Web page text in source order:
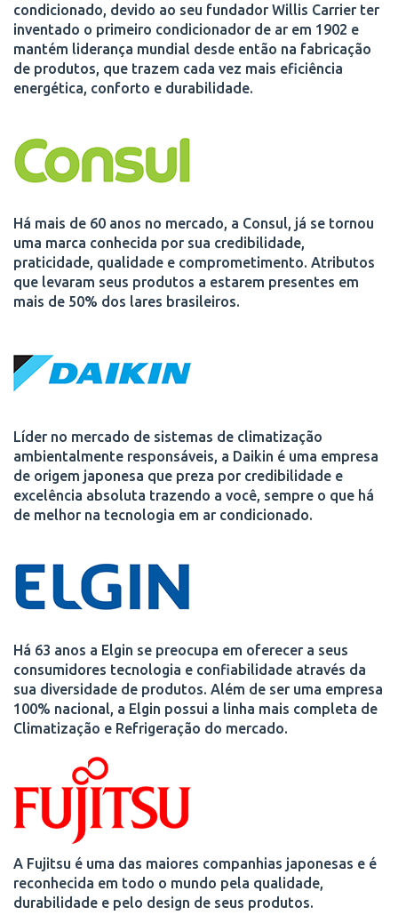
condicionado, devido ao seu fundador Willis Carrier ter
inventado o primeiro condicionador de ar em 1902 e
mantém liderança mundial desde então na fabricação
de produtos, que trazem cada vez mais eficiência
energética, conforto e durabilidade.
Há mais de 60 anos no mercado, a Consul, já se tornou
uma marca conhecida por sua credibilidade,
praticidade, qualidade e comprometimento. Atributos
que levaram seus produtos a estarem presentes em
mais de 50% dos lares brasileiros.
Líder no mercado de sistemas de climatização
ambientalmente responsáveis, a Daikin é uma empresa
de origem japonesa que preza por credibilidade e
excelência absoluta trazendo a você, sempre o que há
de melhor na tecnologia em ar condicionado.
Há 63 anos a Elgin se preocupa em oferecer a seus
consumidores tecnologia e confiabilidade através da
sua diversidade de produtos. Além de ser uma empresa
100% nacional, a Elgin possui a linha mais completa de
Climatização e Refrigeração do mercado.
A Fujitsu é uma das maiores companhias japonesas e é
reconhecida em todo o mundo pela qualidade,
durabilidade e pelo design de seus produtos.